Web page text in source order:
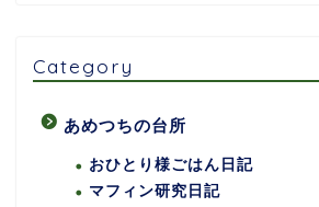
Category
あめつちの台所
おひとり様ごはん日記
マフィン研究日記